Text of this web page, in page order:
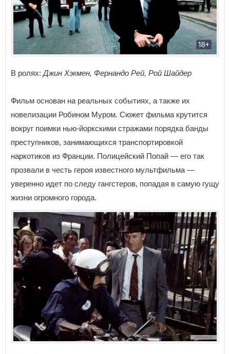
В ролях:Джин Хэкмен, Фернандо Рей, Рой Шайдер
Фильм основан на реальных событиях, а также их
новелизации Робином Муром. Сюжет фильма крутится
вокруг поимки нью-йоркскими стражами порядка банды
преступников, занимающихся транспортировкой
наркотиков из Франции. Полицейский Попай — его так
прозвали в честь героя известного мультфильма —
уверенно идет по следу гангстеров, попадая в самую гущу
жизни огромного города.